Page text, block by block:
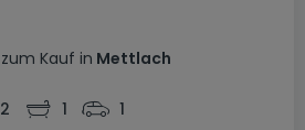
zum Kauf in Mettlach
2 1 1